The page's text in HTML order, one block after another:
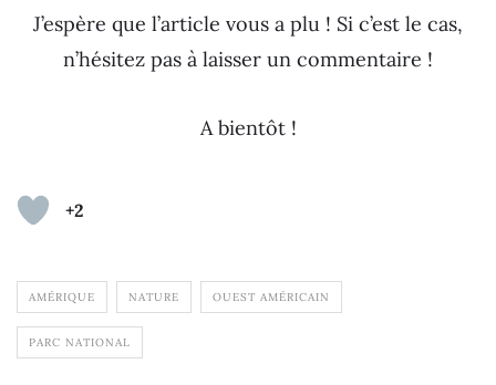
J’espère que l’article vous a plu ! Si c’est le cas,
n’hésitez pas à laisser un commentaire !
A bientôt !
+2
AMÉRIQUE NATURE OUEST AMÉRICAIN
PARC NATIONAL